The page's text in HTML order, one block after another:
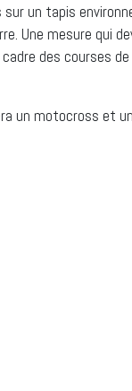
un tapis
Une mesure qui
des courses
un motocross et